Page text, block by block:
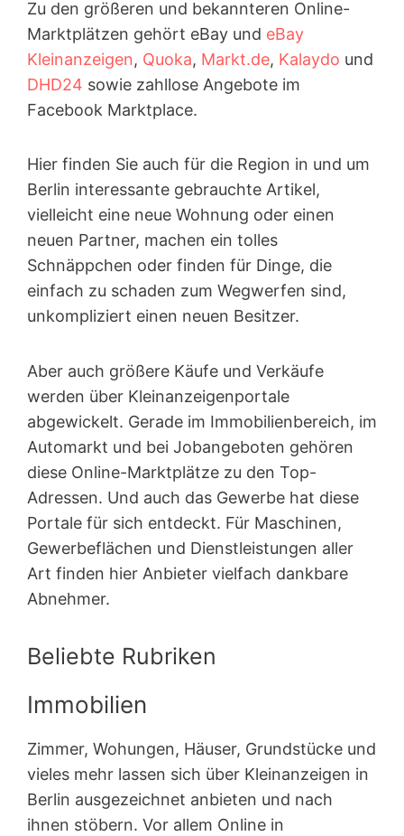
Zu den größeren und bekannteren Online-
Marktplätzen gehört eBay und eBay
Kleinanzeigen, Quoka, Markt.de, Kalaydo und
DHD24 sowie zahllose Angebote im
Facebook Marktplace.
Hier finden Sie auch für die Region in und um
Berlin interessante gebrauchte Artikel,
vielleicht eine neue Wohnung oder einen
neuen Partner, machen ein tolles
Schnäppchen oder finden für Dinge, die
einfach zu schaden zum Wegwerfen sind,
unkompliziert einen neuen Besitzer.
Aber auch größere Käufe und Verkäufe
werden über Kleinanzeigen­portale
abgewickelt. Gerade im Immobilienbereich, im
Automarkt und bei Jobangeboten gehören
diese Online-Marktplätze zu den Top-
Adressen. Und auch das Gewerbe hat diese
Portale für sich entdeckt. Für Maschinen,
Gewerbeflächen und Dienstleistungen aller
Art finden hier Anbieter vielfach dankbare
Abnehmer.
Beliebte Rubriken
Immobilien
Zimmer, Wohungen, Häuser, Grundstücke und
vieles mehr lassen sich über Kleinanzeigen in
Berlin ausgezeichnet anbieten und nach
ihnen stöbern. Vor allem Online in